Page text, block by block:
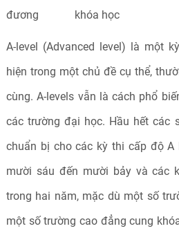
đương khóa học
A-level (Advanced level) là một
hiện trong một chủ đề cụ thể,
cùng. A-levels vẫn là cách phổ
các trường đại học. Hầu hết các
chuẩn bị cho các kỳ thi cấp độ
mười sáu đến mười bảy và các
trong hai năm, mặc dù một số
một số trường cao đẳng cung